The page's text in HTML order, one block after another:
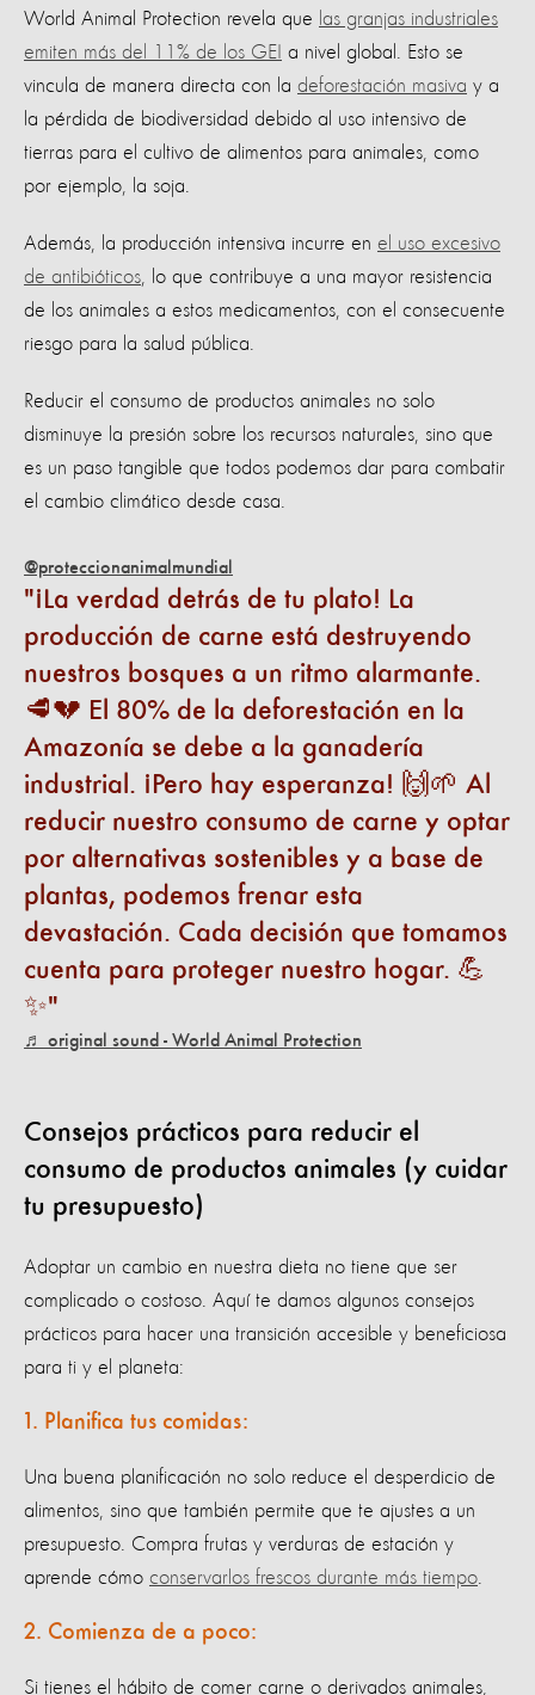
World Animal Protection revela que las granjas industriales
emiten más del 11% de los GEI a nivel global. Esto se
vincula de manera directa con la deforestación masiva y a
la pérdida de biodiversidad debido al uso intensivo de
tierras para el cultivo de alimentos para animales, como
por ejemplo, la soja.
Además, la producción intensiva incurre en el uso excesivo
de antibióticos , lo que contribuye a una mayor resistencia
de los animales a estos medicamentos, con el consecuente
riesgo para la salud pública.
Reducir el consumo de productos animales no solo
disminuye la presión sobre los recursos naturales, sino que
es un paso tangible que todos podemos dar para combatir
el cambio climático desde casa.
@proteccionanimalmundial
¡La verdad detrás de tu plato! La
producción de carne está destruyendo
nuestros bosques a un ritmo alarmante.
🥩💔 El 80% de la deforestación en la
Amazonía se debe a la ganadería
industrial. ¡Pero hay esperanza! 🙌🌱 Al
reducir nuestro consumo de carne y optar
por alternativas sostenibles y a base de
plantas, podemos frenar esta
devastación. Cada decisión que tomamos
cuenta para proteger nuestro hogar. 💪
✨
♬ original sound - World Animal Protection
Consejos prácticos para reducir el
consumo de productos animales (y cuidar
tu presupuesto)
Adoptar un cambio en nuestra dieta no tiene que ser
complicado o costoso. Aquí te damos algunos consejos
prácticos para hacer una transición accesible y beneficiosa
para ti y el planeta:
1. Planifica tus comidas:
Una buena planificación no solo reduce el desperdicio de
alimentos, sino que también permite que te ajustes a un
presupuesto. Compra frutas y verduras de estación y
aprende cómo conservarlos frescos durante más tiempo
2. Comienza de a poco:
Si tienes el hábito de comer carne o derivados animales,